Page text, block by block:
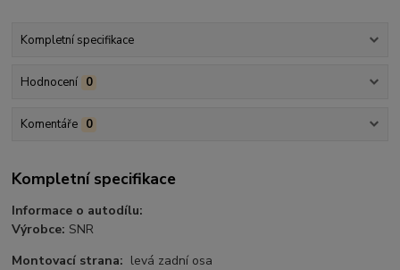
Kompletní specifikace
Hodnocení 0
Komentáře 0
Kompletní specifikace
Informace o autodílu:
Výrobce: SNR
Montovací strana: levá zadní osa